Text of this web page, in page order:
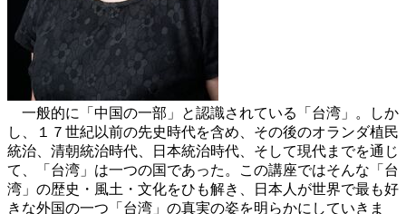
一般的に「中国の一部」と認識されている「台湾」。しか
し、１７世紀以前の先史時代を含め、その後のオランダ植民
統治、清朝統治時代、日本統治時代、そして現代までを通じ
て、「台湾」は一つの国であった。この講座ではそんな「台
湾」の歴史・風土・文化をひも解き、日本人が世界で最も好
きな外国の一つ「台湾」の真実の姿を明らかにしていきま